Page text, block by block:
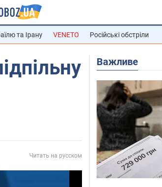
та Ірану VENETO Російські обстріли
Читать на русском
Важливе